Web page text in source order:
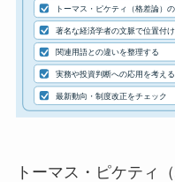
トーマス・ピケティ